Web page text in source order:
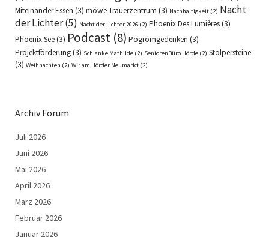
Miteinander Essen (3) möwe Trauerzentrum (3) Nachhaltigkeit (2) Nacht
der Lichter(5) Nacht der Lichter 2026 (2) Phoenix Des Lumières(3)
Phoenix See(3) Podcast (8) Pogromgedenken (3)
Projektförderung(3) Schlanke Mathilde (2) SeniorenBüro Hörde (2) Stolpersteine
(3) Weihnachten (2) Wir am Hörder Neumarkt (2)
Archiv Forum
Juli 2026
Juni 2026
Mai 2026
April 2026
März 2026
Februar 2026
Januar 2026